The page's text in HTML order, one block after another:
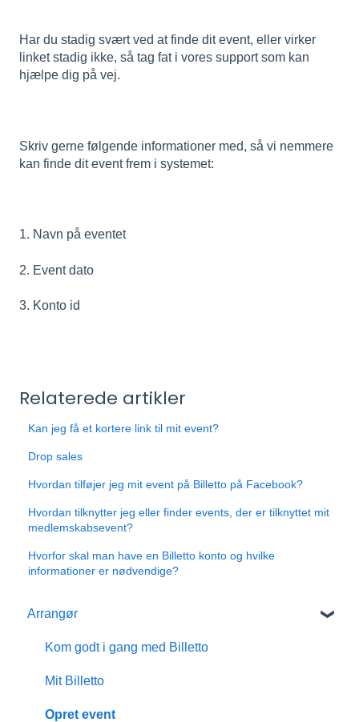
Har du stadig svært ved at finde dit event, eller virker
linket stadig ikke, så tag fat i vores support som kan
hjælpe dig på vej.
Skriv gerne følgende informationer med, så vi nemmere
kan finde dit event frem i systemet:
1. Navn på eventet
2. Event dato
3. Konto id
Relaterede artikler
Kan jeg få et kortere link til mit event?
Drop sales
Hvordan tilføjer jeg mit event på Billetto på Facebook?
Hvordan tilknytter jeg eller finder events, der er tilknyttet mit
medlemskabsevent?
Hvorfor skal man have en Billetto konto og hvilke
informationer er nødvendige?
Arrangør
Kom godt i gang med Billetto
Mit Billetto
Opret event